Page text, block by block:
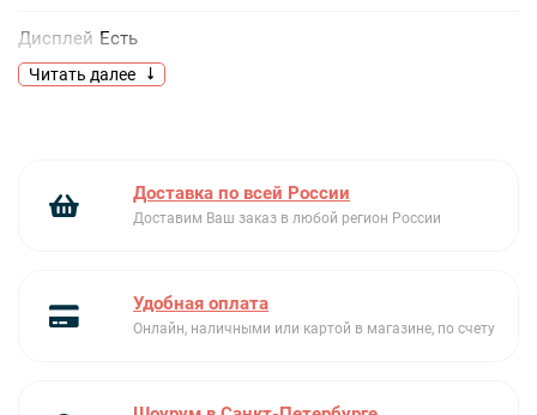
Дисплей Есть
Фильтр жировой
Количество двигателей 1
Максимальный уровень шума
Читать далее
Доставка по всей России
Доставим Ваш заказ в любой регион России
Удобная оплата
Онлайн, наличными или картой в магазине, по счету